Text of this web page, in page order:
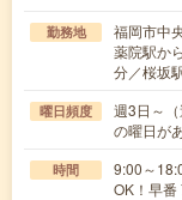
勤務地
福岡市中
薬院駅か
分／桜坂
曜日頻度
週3日～
の曜日が
時間
9:00～
OK！早